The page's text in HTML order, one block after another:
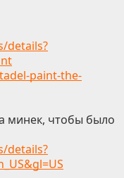
details?
paint-the-
минек, чтобы было
details?